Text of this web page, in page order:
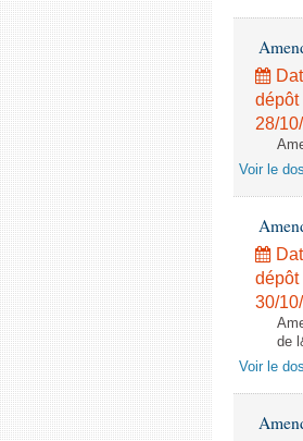
dépôt
28/
Voir le
dépôt
30/
de
Voir le